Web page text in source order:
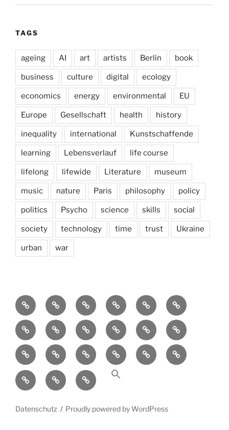
TAGS
ageing AI art artists Berlin book
business culture digital ecology
economics energy environmental EU
Europe Gesellschaft health history
inequality international Kunstschaffende
learning Lebensverlauf life course
lifelong lifewide Literature museum
music nature Paris philosophy policy
politics Psycho science skills social
society technology time trust Ukraine
urban war
Brain
and
storming
AI Artists behavioraldemocracyeconomics
EnvironmentEurope Global health History Life
course
Social
Science
society sociologySozialwissenschaft
start-
up
technology
transparencyUngleichheit
Zukunft
Datenschutz Proudly powered by WordPress